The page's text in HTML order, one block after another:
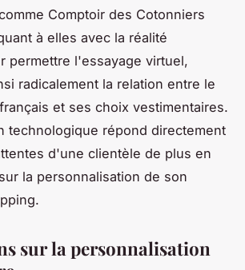
Comptoir des Cotonniers
à elles avec la réalité
permettre l'essayage virtuel,
radicalement la relation entre le
et ses choix vestimentaires.
technologique répond directement
d'une clientèle de plus en
la personnalisation de son
sur la personnalisation